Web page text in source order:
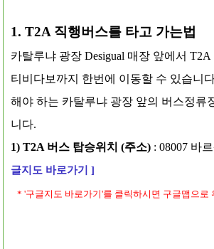
1. T2A 직행버스를 타고 가는법
카탈루냐 광장 Desigual 매장 앞에서
티비다보까지 한번에 이동할 수 있습니
해야 하는 카탈루냐 광장 앞의 버스정류
니다.
1) T2A 버스 탑승위치 (주소) : 08007 바
글지도 바로가기 ]
* '구글지도 바로가기'를 클릭하시면 구글맵으로